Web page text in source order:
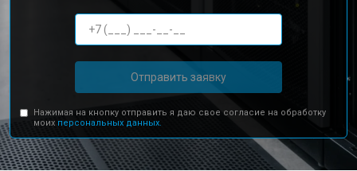
Отправить заявку
Нажимая на кнопку отправить я даю свое согласие на обработку
моих персональных данных.